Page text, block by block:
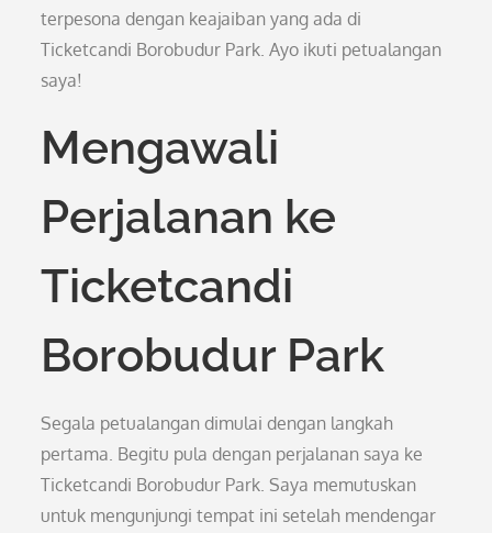
terpesona dengan keajaiban yang ada di
Ticketcandi Borobudur Park. Ayo ikuti petualangan
saya!
Mengawali
Perjalanan ke
Ticketcandi
Borobudur Park
Segala petualangan dimulai dengan langkah
pertama. Begitu pula dengan perjalanan saya ke
Ticketcandi Borobudur Park. Saya memutuskan
untuk mengunjungi tempat ini setelah mendengar